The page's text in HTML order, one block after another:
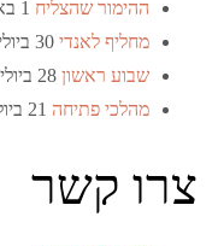
ההימור שהצליח 1 באוגוסט 2026
מחליף לאנדי 30 ביולי 2026
שבוע ראשון 28 ביולי 2026
מהלכי פתיחה 21 ביולי 2026
צרו קשר